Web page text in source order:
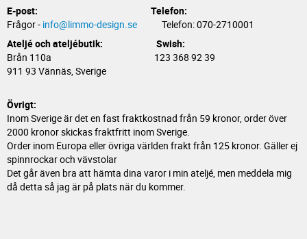
E-post:
Telefon:
Frågor - info@limmo-design.se Telefon: 070-2710001
Ateljé och ateljébutik: Swish:
Brån 110a 123 368 92 39
911 93 Vännäs, Sverige
Övrigt:
Inom Sverige är det en fast fraktkostnad från 59 kronor, order över
2000 kronor skickas fraktfritt inom Sverige.
Order inom Europa eller övriga världen frakt från 125 kronor. Gäller ej
spinnrockar och vävstolar
Det går även bra att hämta dina varor i min ateljé, men meddela mig
då detta så jag är på plats när du kommer.